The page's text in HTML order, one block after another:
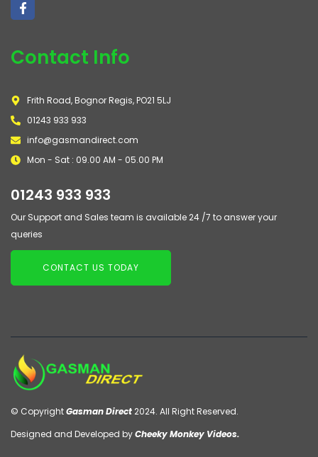
Contact Info
Frith Road, Bognor Regis, PO21 5LJ
01243 933 933
info@gasmandirect.com
Mon - Sat : 09.00 AM - 05.00 PM
01243 933 933
Our Support and Sales team is available 24 /7 to answer your
queries
CONTACT US TODAY
© CopyrightGasman Direct 2024. All Right Reserved.
Designed and Developed byCheeky Monkey Videos.